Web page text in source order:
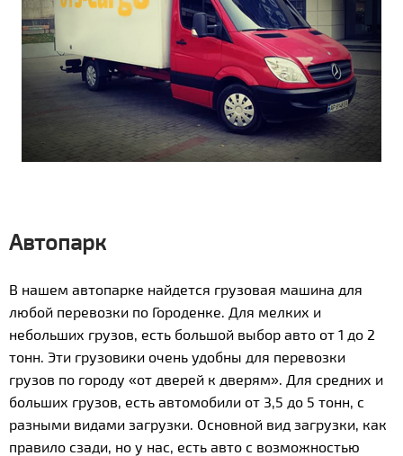
Автопарк
В нашем автопарке найдется грузовая машина для
любой перевозки по Городенке. Для мелких и
небольших грузов, есть большой выбор авто от 1 до 2
тонн. Эти грузовики очень удобны для перевозки
грузов по городу «от дверей к дверям». Для средних и
больших грузов, есть автомобили от 3,5 до 5 тонн, с
разными видами загрузки. Основной вид загрузки, как
правило сзади, но у нас, есть авто с возможностью